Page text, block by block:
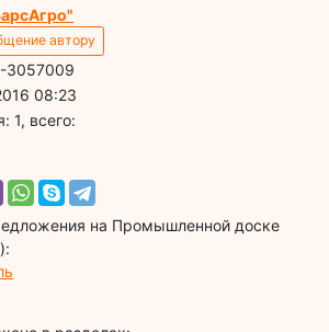
автору
3057009
08:23
1, всего:
на Промышленной доске